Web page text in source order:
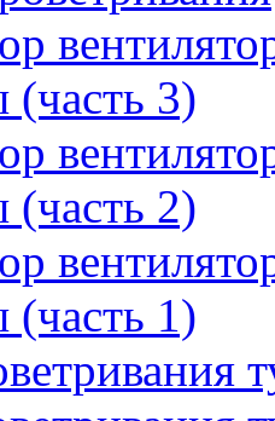
(часть 3)
(часть 2)
(часть 1)